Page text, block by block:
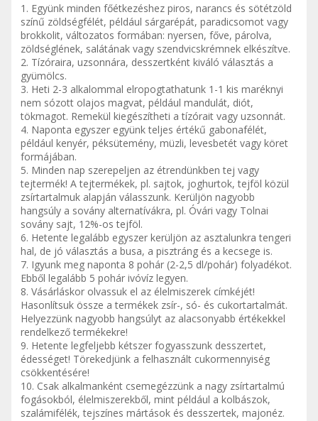
1. Együnk minden főétkezéshez piros, narancs és sötétzöld
színű zöldségfélét, például sárgarépát, paradicsomot vagy
brokkolit, változatos formában: nyersen, főve, párolva,
zöldséglének, salátának vagy szendvicskrémnek elkészítve.
2. Tízóraira, uzsonnára, desszertként kiváló választás a
gyümölcs.
3. Heti 2-3 alkalommal elropogtathatunk 1-1 kis maréknyi
nem sózott olajos magvat, például mandulát, diót,
tökmagot. Remekül kiegészítheti a tízórait vagy uzsonnát.
4. Naponta egyszer együnk teljes értékű gabonafélét,
például kenyér, péksütemény, müzli, levesbetét vagy köret
formájában.
5. Minden nap szerepeljen az étrendünkben tej vagy
tejtermék! A tejtermékek, pl. sajtok, joghurtok, tejföl közül
zsírtartalmuk alapján válasszunk. Kerüljön nagyobb
hangsúly a sovány alternatívákra, pl. Óvári vagy Tolnai
sovány sajt, 12%-os tejföl.
6. Hetente legalább egyszer kerüljön az asztalunkra tengeri
hal, de jó választás a busa, a pisztráng és a kecsege is.
7. Igyunk meg naponta 8 pohár (2-2,5 dl/pohár) folyadékot.
Ebből legalább 5 pohár ivóvíz legyen.
8. Vásárláskor olvassuk el az élelmiszerek címkéjét!
Hasonlítsuk össze a termékek zsír-, só- és cukortartalmát.
Helyezzünk nagyobb hangsúlyt az alacsonyabb értékekkel
rendelkező termékekre!
9. Hetente legfeljebb kétszer fogyasszunk desszertet,
édességet! Törekedjünk a felhasznált cukormennyiség
csökkentésére!
10. Csak alkalmanként csemegézzünk a nagy zsírtartalmú
fogásokból, élelmiszerekből, mint például a kolbászok,
szalámifélék, tejszínes mártások és desszertek, majonéz.